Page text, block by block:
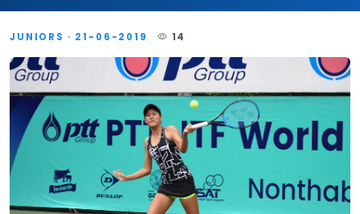
JUNIORS · 21-06-2019 14